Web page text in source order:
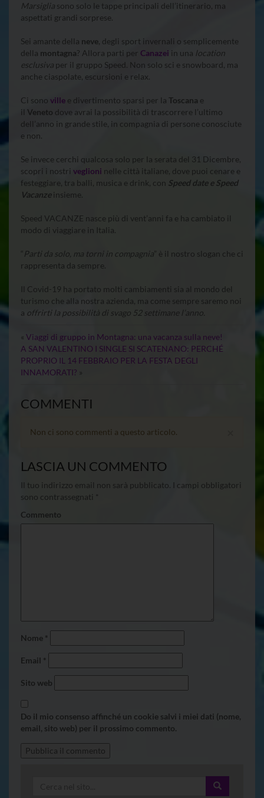
Marsiglia sono solo le tappe principali dell’itinerario, ma
aspettati grandi sorprese.
Sei amante della neve, degli sport invernali o semplicemente
della montagna? Allora parti per Canazei in una location
esclusiva per il gruppo Speed. Non solo sci e snowboard, ma
anche ciaspolate, escursioni e relax.
Ci sono ville e divertimento sparsi per la Toscana e
il Veneto dove avrai la possibilità di trascorrere l’ultimo
dell’anno in grande stile, in compagnia di persone conosciute
e non.
Se invece cerchi qualcosa solo per la serata del 31 Dicembre,
scopri i nostri veglioni nelle città italiane, dove puoi cenare e
festeggiare, tra balli, musica e drink, con Speed date e Speed
Vacanzeinsieme.
Speed VACANZE nasce più di vent’anni fa e ha cambiato il
modo di viaggiare in Italia.
Parti da solo, ma torni in compagnia” è il nostro slogan che ci
rappresenta da sempre.
Il Covid-19 ha portato molti cambiamenti sia al mondo del
turismo che alla nostra azienda, ma come sempre saremo noi
a offrirti la possibilità di svago 52 settimane l’anno.
« Viaggi di gruppo in Montagna: una vacanza sulla neve!
A SAN VALENTINO I SINGLE SI SCATENANO: PERCHÉ
PROPRIO IL 14 FEBBRAIO PER LA FESTA DEGLI
INNAMORATI?
COMMENTI
Non ci sono commenti a questo articolo.
LASCIA UN COMMENTO
Il tuo indirizzo email non sarà pubblicato. I campi obbligatori
sono contrassegnati
Commento
Nome *
Email *
Sito web
Do il mio consenso affinché un cookie salvi i miei dati (nome,
email, sito web) per il prossimo commento.